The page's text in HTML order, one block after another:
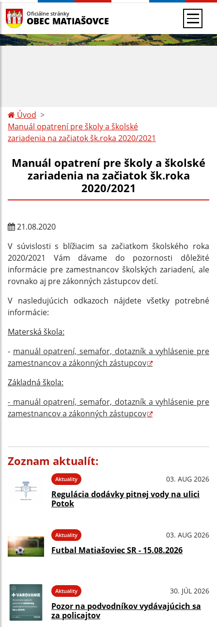
Oficiálne stránky
OBEC MATIAŠOVCE
Úvod
Manuál opatrení pre školy a školské
zariadenia na začiatok šk.roka 2020/2021
Manuál opatrení pre školy a školské
zariadenia na začiatok šk.roka
2020/2021
21.08.2020
V súvislosti s blížiacim sa začiatkom školského roka
2020/2021 Vám dávame do pozornosti dôležité
informácie pre zamestnancov školských zariadení, ale
rovnako aj pre zákonných zástupcov detí.
V nasledujúcich odkazoch nájdete všetky potrebné
informácie:
Materská škola:
- manuál opatrení, semafor, dotazník a vyhlásenie pre
zamestnancov a zákonných zástupcov
Základná škola:
- manuál opatrení, semafor, dotazník a vyhlásenie pre
zamestnancov a zákonných zástupcov
Zoznam aktualít:
Aktuality 03. AUG 2026
Regulácia dodávky pitnej vody na ulici
Potok
Aktuality 03. AUG 2026
Futbal Matiašoviec SR - 15.08.2026
Aktuality 30. JÚL 2026
Pozor na podvodníkov vydávajúcich sa
za policajtov